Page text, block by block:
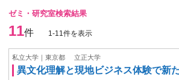
ゼミ・研究室検索結果
11件 1-11件を表示
私立大学｜東京都 立正大学
異文化理解と現地ビジネス体験で新